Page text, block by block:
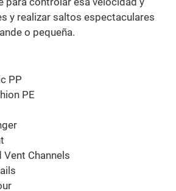
y realizar saltos espectaculares
o pequeña.
PP
PE
Vent Channels